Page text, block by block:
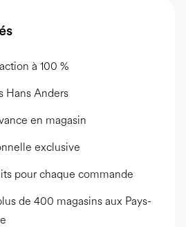
à 100 %
Hans Anders
en magasin
exclusive
pour chaque commande
de 400 magasins aux Pays-